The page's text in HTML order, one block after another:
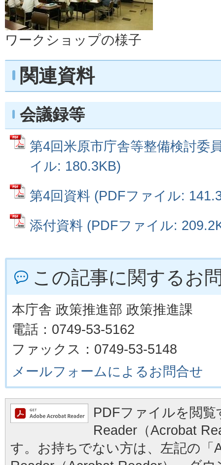
ワークショップの様子
関連資料
会議録等
第4回米原市庁舎等整備検討委
イル: 180.3KB)
第4回資料 (PDFファイル:
添付資料 (PDFファイル:
この記事に関するお
本庁舎 政策推進部 政策推進課
電話：0749-53-5162
ファックス：0749-53-5148
メールフォームによるお問合せ
PDFファイルを閲
Reader（Acrobat
す。お持ちでない方は、左記の「